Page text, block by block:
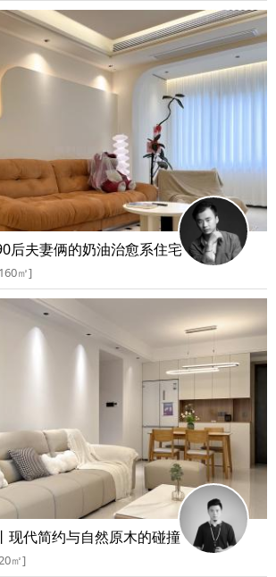
后夫妻俩的奶油治愈系住宅
㎡]
现代简约与自然原木的碰撞
㎡]